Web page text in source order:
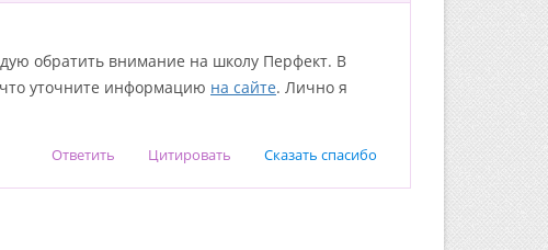
обратить внимание на школу Перфект. В
уточните информацию на сайте. Лично я
Сказать спасибо
Цитировать
Ответить